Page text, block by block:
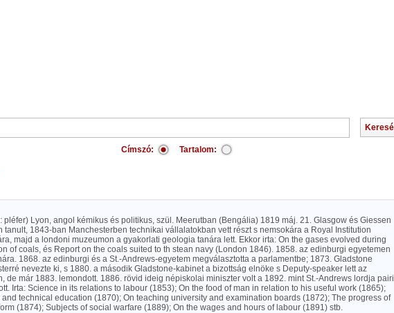
Címszó: Tartalom:
pléfer) Lyon, angol kémikus és politikus, szül. Meerutban (Bengália) 1819 máj. 21. Glasgow és Giessen
tanult, 1843-ban Manchesterben technikai vállalatokban vett részt s nemsokára a Royal Institution
majd a londoni muzeumon a gyakorlati geologia tanára lett. Ekkor irta: On the gases evolved during
of coals, és Report on the coals suited to th stean navy (London 1846). 1858. az edinburgi egyetemen
1868. az edinburgi és a St.-Andrews-egyetem megválasztotta a parlamentbe; 1873. Gladstone
nevezte ki, s 1880. a második Gladstone-kabinet a bizottság elnöke s Deputy-speaker lett az
de már 1883. lemondott. 1886. rövid ideig népiskolai miniszter volt a 1892. mint St.-Andrews lordja pairi
Irta: Science in its relations to labour (1853); On the food of man in relation to his useful work (1865);
and technical education (1870); On teaching university and examination boards (1872); The progress of
(1874); Subjects of social warfare (1889); On the wages and hours of labour (1891) stb.